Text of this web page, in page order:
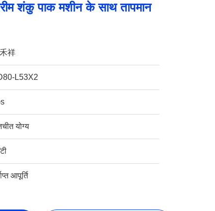
शंकु पाक मशीन के साथ तापमान
祥
L53X2
योग्य
आपूर्ति